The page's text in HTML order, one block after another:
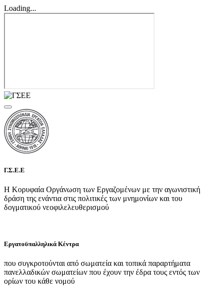
Loading...
Γ.Σ.Ε.Ε
Η Κορυφαία Οργάνωση των Εργαζομένων με την αγωνιστική
δράση της ενάντια στις πολιτικές των μνημονίων και του
δογματικού νεοφιλελευθερισμού
Εργατοϋπαλληλικά Κέντρα
που συγκροτούνται από σωματεία και τοπικά παραρτήματα
πανελλαδικών σωματείων που έχουν την έδρα τους εντός των
ορίων του κάθε νομού